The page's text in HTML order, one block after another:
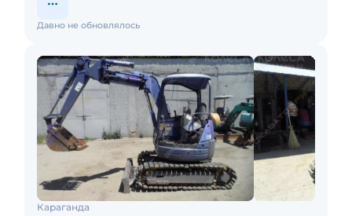
Давно не обновлялось
Караганда